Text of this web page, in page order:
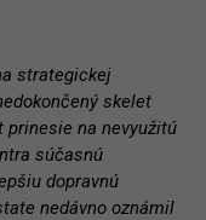
strategickej
skelet
prinesie na nevyužitú
súčasnú
dopravnú
nedávno oznámil